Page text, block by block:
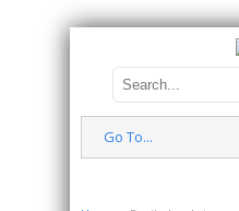
Go To...